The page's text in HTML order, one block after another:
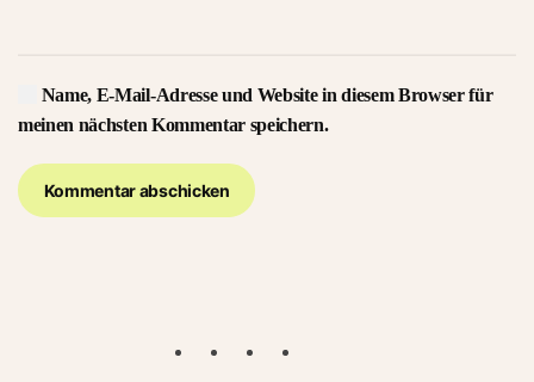
Name, E-Mail-Adresse und Website in diesem Browser für
meinen nächsten Kommentar speichern.
Kommentar abschicken